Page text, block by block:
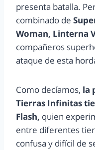
presenta batalla.
combinado de
Woman, Linterna
compañeros
ataque de esta
Como decíamos, la
Tierras Infinitas
Flash, quien
entre diferentes
confusa y difícil de